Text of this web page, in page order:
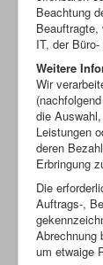
Beachtung
IT, der
Weitere
Wir
die
Leistungen
deren
Erbringung
Die
Auftrags-,
Abrechnung
um etwaige